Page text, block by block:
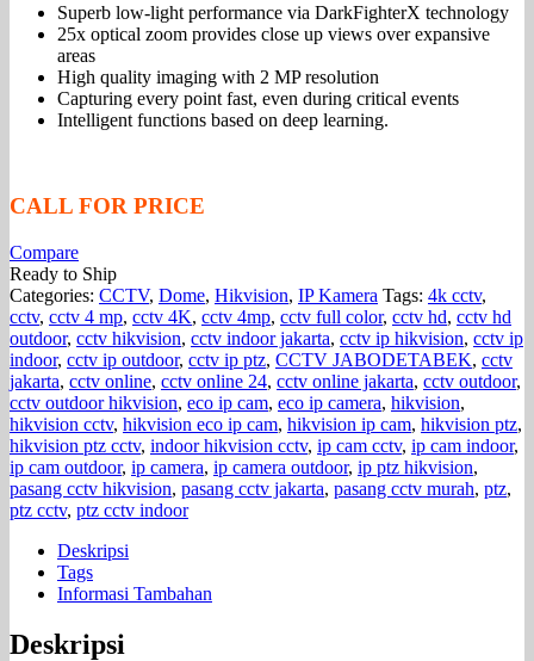
Superb low-light performance via DarkFighterX technology
25x optical zoom provides close up views over expansive
areas
High quality imaging with 2 MP resolution
Capturing every point fast, even during critical events
Intelligent functions based on deep learning.
CALL FOR PRICE
Compare
Ready to Ship
Categories: CCTV, Dome, Hikvision, IP Kamera Tags: 4k cctv,
cctv, cctv 4 mp, cctv 4K, cctv 4mp, cctv full color, cctv hd, cctv hd
outdoor, cctv hikvision, cctv indoor jakarta, cctv ip hikvision, cctv ip
indoor, cctv ip outdoor, cctv ip ptz, CCTV JABODETABEK, cctv
jakarta, cctv online, cctv online 24, cctv online jakarta, cctv outdoor,
cctv outdoor hikvision, eco ip cam, eco ip camera, hikvision,
hikvision cctv, hikvision eco ip cam, hikvision ip cam, hikvision ptz,
hikvision ptz cctv, indoor hikvision cctv, ip cam cctv, ip cam indoor,
ip cam outdoor, ip camera, ip camera outdoor, ip ptz hikvision,
pasang cctv hikvision, pasang cctv jakarta, pasang cctv murah, ptz,
ptz cctv, ptz cctv indoor
Deskripsi
Tags
Informasi Tambahan
Deskripsi